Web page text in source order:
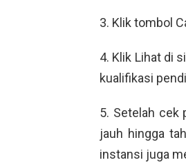
3. Klik tombol
4. Klik Lihat di
kualifikasi
5. Setelah cek
jauh hingga
instansi juga